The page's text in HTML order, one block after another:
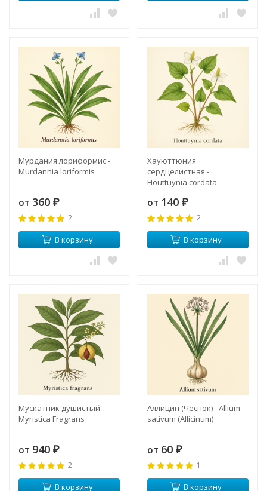
Мурдания лориформис -
Мurdannia loriformis
от 360 ₽
2
В корзину
Хауюттюния
сердцелистная -
Houttuynia cordata
от 140 ₽
2
В корзину
Мускатник душистый -
Myristica Fragrans
от 940 ₽
2
В корзину
Аллицин (Чеснок) - Allium
sativum (Allicinum)
от 60 ₽
1
В корзину